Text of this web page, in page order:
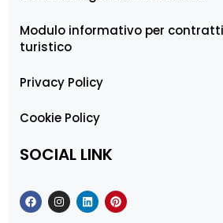
Modulo informativo per
turistico
Privacy Policy
Cookie Policy
SOCIAL LINK